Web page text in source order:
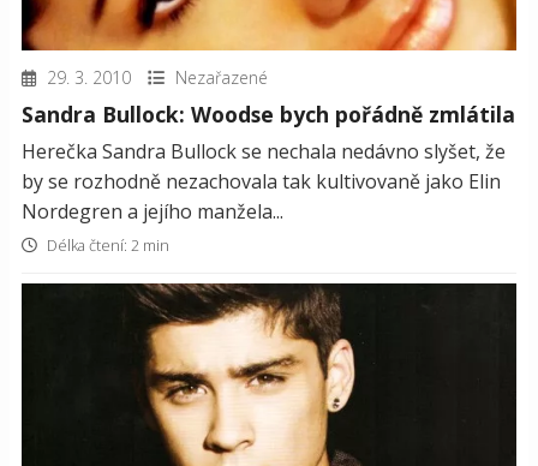
29. 3. 2010 Nezařazené
Sandra Bullock: Woodse bych pořádně zmlátila
Herečka Sandra Bullock se nechala nedávno slyšet, že
by se rozhodně nezachovala tak kultivovaně jako Elin
Nordegren a jejího manžela...
Délka čtení: 2 min